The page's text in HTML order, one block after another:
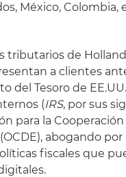
México, Colombia,
tributarios de
a clientes
del Tesoro de
(IRS, por sus
para la
abogando
fiscales que